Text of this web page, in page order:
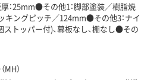
：25mm●その他1：脚部塗装／樹脂焼
キングピッチ／124mm●その他3：ナイ
トッパー付)、幕板なし、棚なし●その
）